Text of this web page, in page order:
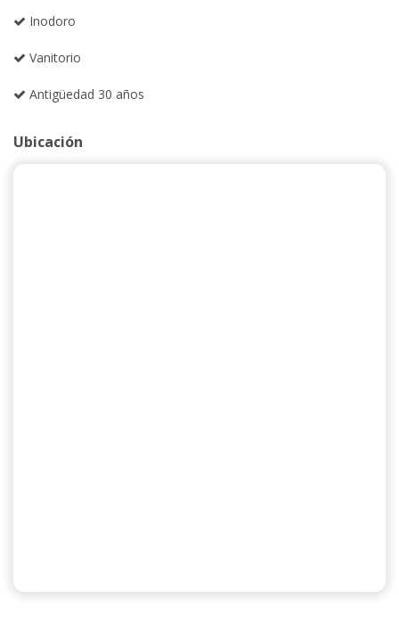
Inodoro
Vanitorio
Antigüedad 30 años
Ubicación